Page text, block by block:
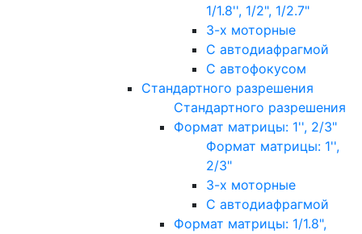
1/1.8'', 1/2", 1/2.7"
3-х моторные
С автодиафрагмой
С автофокусом
Стандартного разрешения
Стандартного разрешения
Формат матрицы: 1'', 2/3"
Формат матрицы: 1'',
2/3"
3-х моторные
С автодиафрагмой
Формат матрицы: 1/1.8",